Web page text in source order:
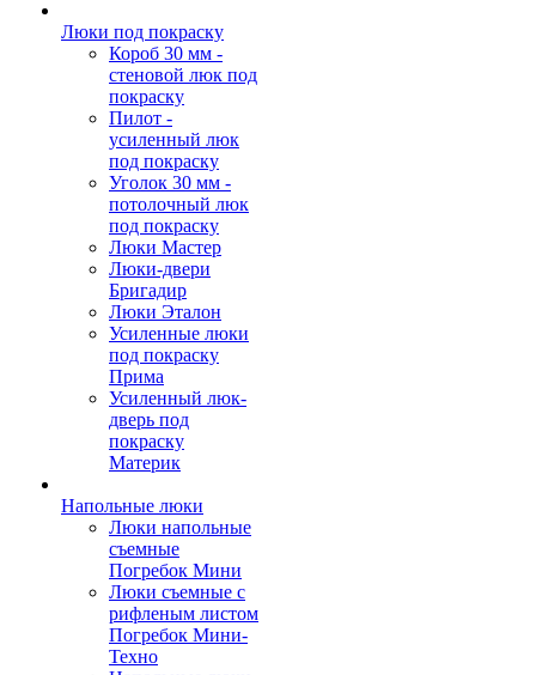
Люки под покраску
Короб 30 мм -
стеновой люк под
покраску
Пилот -
усиленный люк
под покраску
Уголок 30 мм -
потолочный люк
под покраску
Люки Мастер
Люки-двери
Бригадир
Люки Эталон
Усиленные люки
под покраску
Прима
Усиленный люк-
дверь под
покраску
Материк
Напольные люки
Люки напольные
съемные
Погребок Мини
Люки съемные с
рифленым листом
Погребок Мини-
Техно